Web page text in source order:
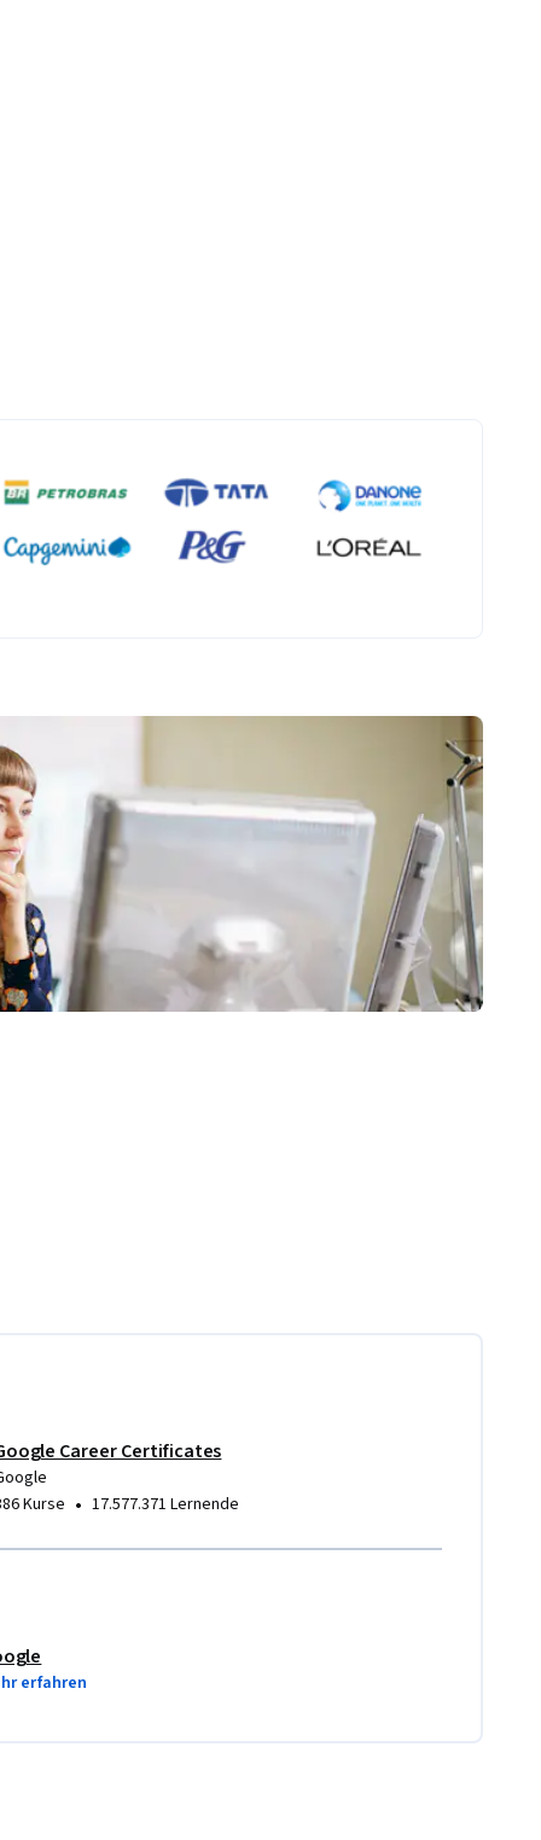
Career Certificates
Kurse • 17.577.371 Lernende
erfahren